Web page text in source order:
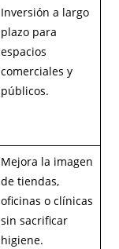
Inversión a largo
plazo para
espacios
comerciales y
públicos.
Mejora la imagen
de tiendas,
oficinas o clínicas
sin sacrificar
higiene.